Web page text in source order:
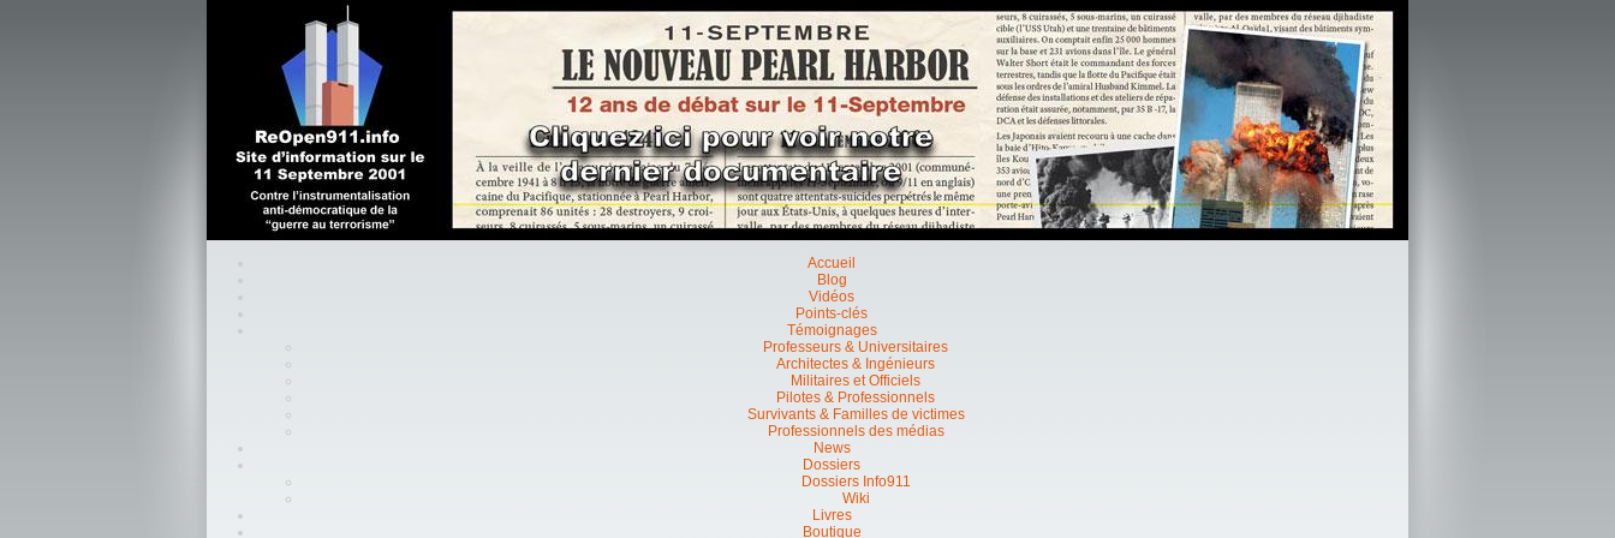
Accueil
Blog
Vidéos
Points-clés
Témoignages
Professeurs & Universitaires
Architectes & Ingénieurs
Militaires et Officiels
Pilotes & Professionnels
Survivants & Familles de victimes
Professionnels des médias
News
Dossiers
Dossiers Info911
Wiki
Livres
Boutique